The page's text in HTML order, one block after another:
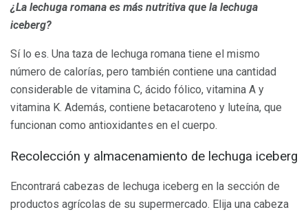
¿La lechuga romana es más nutritiva que la lechuga
iceberg?
Sí lo es. Una taza de lechuga romana tiene el mismo
número de calorías, pero también contiene una cantidad
considerable de vitamina C, ácido fólico, vitamina A y
vitamina K. Además, contiene betacaroteno y luteína, que
funcionan como antioxidantes en el cuerpo.
Recolección y almacenamiento de lechuga iceberg
Encontrará cabezas de lechuga iceberg en la sección de
productos agrícolas de su supermercado. Elija una cabeza